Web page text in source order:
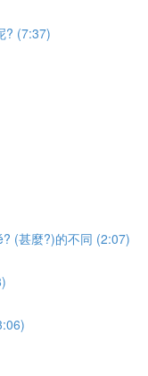
? (7:37)
(甚麼?)的不同 (2:07)